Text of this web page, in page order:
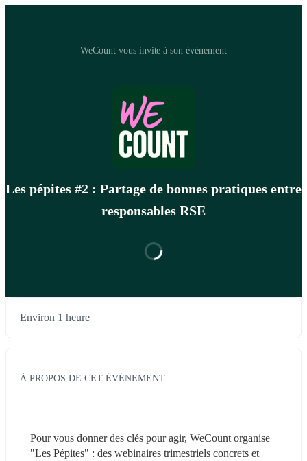
WeCount vous invite à son événement
Les pépites #2 : Partage de bonnes pratiques entre
responsables RSE
Environ 1 heure
À PROPOS DE CET ÉVÉNEMENT
Pour vous donner des clés pour agir, WeCount organise
"Les Pépites" : des webinaires trimestriels concrets et